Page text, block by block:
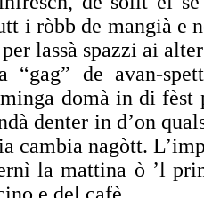
i ròbb de mangià e
per lassà spazzi ai
“gag” de avan-
minga domà indi fèst
denter in d’on
cambia nagòtt.
la mattina ò ’l